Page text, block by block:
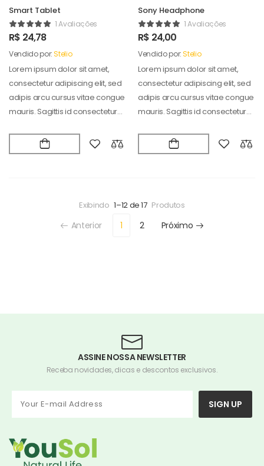
Smart Tablet
1 Avaliações
R$ 24,78
Vendido por:Stelio
Lorem ipsum dolor sit amet,
consectetur adipiscing elit, sed
adipis arcu cursus vitae congue
mauris. Sagittis id consectetur
Sony Headphone
1 Avaliações
R$ 24,00
Vendido por:Stelio
Lorem ipsum dolor sit amet,
consectetur adipiscing elit, sed
adipis arcu cursus vitae congue
mauris. Sagittis id consectetur
Exibindo 1–12 de 17 Produtos
Anterior 1 2 Próximo
ASSINE NOSSA NEWSLETTER
Receba novidades, dicas e descontos exclusivos.
SIGN UP